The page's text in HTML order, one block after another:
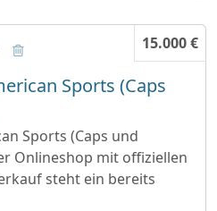
15.000 €
Sports (Caps
Sports (Caps und
Onlineshop mit offiziellen
steht ein bereits